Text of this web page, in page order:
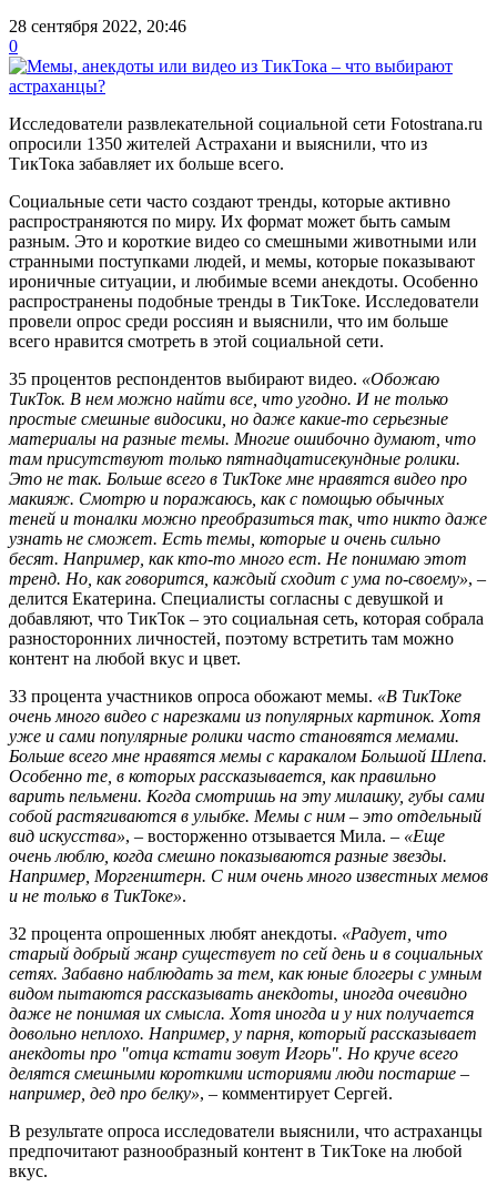
28 сентября 2022, 20:46
0
Исследователи развлекательной социальной сети Fotostrana.ru
опросили 1350 жителей Астрахани и выяснили, что из
ТикТока забавляет их больше всего.
Социальные сети часто создают тренды, которые активно
распространяются по миру. Их формат может быть самым
разным. Это и короткие видео со смешными животными или
странными поступками людей, и мемы, которые показывают
ироничные ситуации, и любимые всеми анекдоты. Особенно
распространены подобные тренды в ТикТоке. Исследователи
провели опрос среди россиян и выяснили, что им больше
всего нравится смотреть в этой социальной сети.
35 процентов респондентов выбирают видео. «Обожаю
ТикТок. В нем можно найти все, что угодно. И не только
простые смешные видосики, но даже какие-то серьезные
материалы на разные темы. Многие ошибочно думают, что
там присутствуют только пятнадцатисекундные ролики.
Это не так. Больше всего в ТикТоке мне нравятся видео про
макияж. Смотрю и поражаюсь, как с помощью обычных
теней и тоналки можно преобразиться так, что никто даже
узнать не сможет. Есть темы, которые и очень сильно
бесят. Например, как кто-то много ест. Не понимаю этот
тренд. Но, как говорится, каждый сходит с ума по-своему», –
делится Екатерина. Специалисты согласны с девушкой и
добавляют, что ТикТок – это социальная сеть, которая собрала
разносторонних личностей, поэтому встретить там можно
контент на любой вкус и цвет.
33 процента участников опроса обожают мемы. «В ТикТоке
очень много видео с нарезками из популярных картинок. Хотя
уже и сами популярные ролики часто становятся мемами.
Больше всего мне нравятся мемы с каракалом Большой Шлепа.
Особенно те, в которых рассказывается, как правильно
варить пельмени. Когда смотришь на эту милашку, губы сами
собой растягиваются в улыбке. Мемы с ним – это отдельный
вид искусства», – восторженно отзывается Мила. – «Еще
очень люблю, когда смешно показываются разные звезды.
Например, Моргенштерн. С ним очень много известных мемов
и не только в ТикТоке».
32 процента опрошенных любят анекдоты. «Радует, что
старый добрый жанр существует по сей день и в социальных
сетях. Забавно наблюдать за тем, как юные блогеры с умным
видом пытаются рассказывать анекдоты, иногда очевидно
даже не понимая их смысла. Хотя иногда и у них получается
довольно неплохо. Например, у парня, который рассказывает
анекдоты про "отца кстати зовут Игорь". Но круче всего
делятся смешными короткими историями люди постарше –
например, дед про белку», – комментирует Сергей.
В результате опроса исследователи выяснили, что астраханцы
предпочитают разнообразный контент в ТикТоке на любой
вкус.